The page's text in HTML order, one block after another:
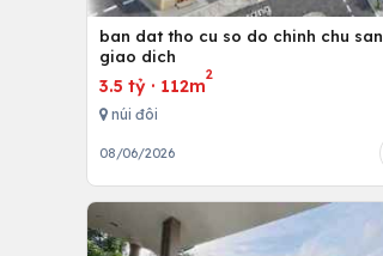
ban dat tho cu so do chinh chu san
giao dich
3.5 tỷ · 112m
2
núi đôi
08/06/2026